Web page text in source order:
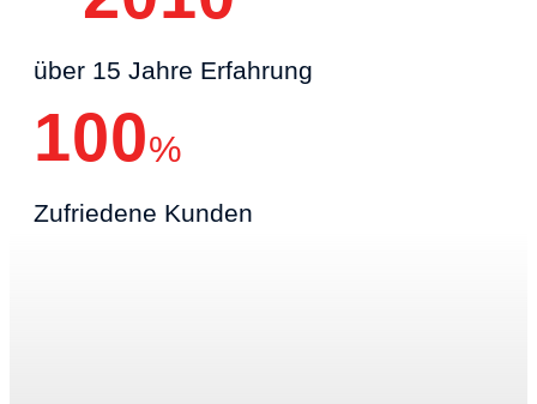
über 15 Jahre Erfahrung
100%
Zufriedene Kunden